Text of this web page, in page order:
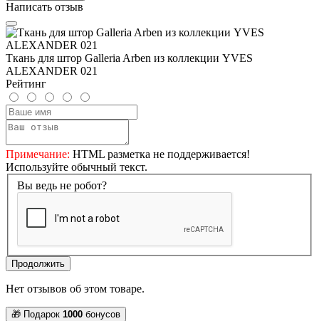
Написать отзыв
Ткань для штор Galleria Arben из коллекции YVES
ALEXANDER 021
Рейтинг
Примечание: HTML разметка не поддерживается!
Используйте обычный текст.
Вы ведь не робот?
Продолжить
Нет отзывов об этом товаре.
🎁 Подарок 1000 бонусов